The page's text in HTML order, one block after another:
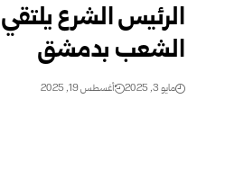
الرئيس الشرع
الشعب بدمشق
مايو 3, 2025 أغسطس 19, 2025